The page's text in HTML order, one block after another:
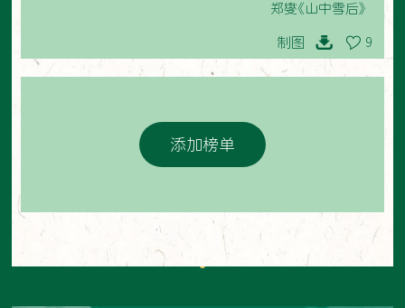
郑燮《山中雪后》
制图 9
添加榜单